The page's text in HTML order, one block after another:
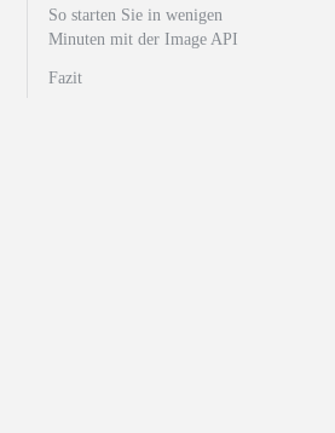
So starten Sie in wenigen
Minuten mit der Image API
Fazit